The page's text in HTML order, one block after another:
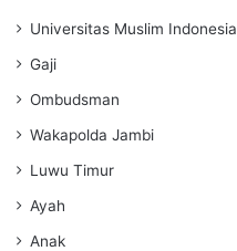
Universitas Muslim Indonesia
Gaji
Ombudsman
Wakapolda Jambi
Luwu Timur
Ayah
Anak